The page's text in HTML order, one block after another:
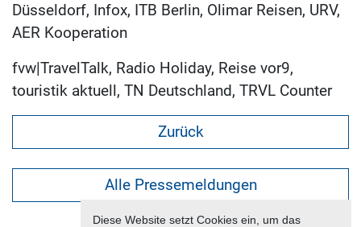
Diese Website setzt Cookies ein, um das
Düsseldorf, Infox, ITB Berlin, Olimar Reisen, URV,
AER Kooperation
fvw|TravelTalk, Radio Holiday, Reise vor9,
touristik aktuell, TN Deutschland, TRVL Counter
Zurück
Alle Pressemeldungen